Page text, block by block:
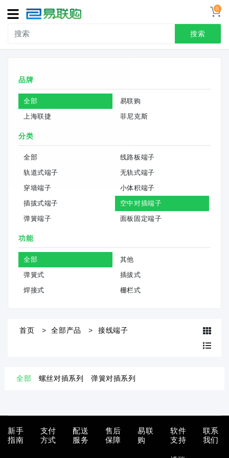
0
搜索
导
航
接线端子
冷压端头
品牌
全部
易联购
上海联捷
菲尼克斯
分类
全部
线路板端子
轨道式端子
无轨式端子
穿墙端子
小体积端子
插拔式端子
空中对插端子
弹簧端子
面板固定端子
功能
全部
其他
弹簧式
插拔式
焊接式
栅栏式
首页 全部产品 接线端子
全部 螺丝对插系列 弹簧对插系列
新手
指南
支付
方式
配送
服务
售后
保障
易联
购
软件
支持
联系
我们